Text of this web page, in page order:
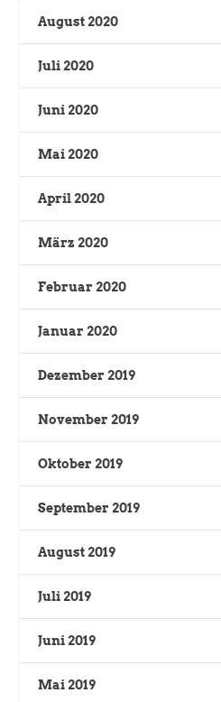
August 2020
Juli 2020
Juni 2020
Mai 2020
April 2020
März 2020
Februar 2020
Januar 2020
Dezember 2019
November 2019
Oktober 2019
September 2019
August 2019
Juli 2019
Juni 2019
Mai 2019